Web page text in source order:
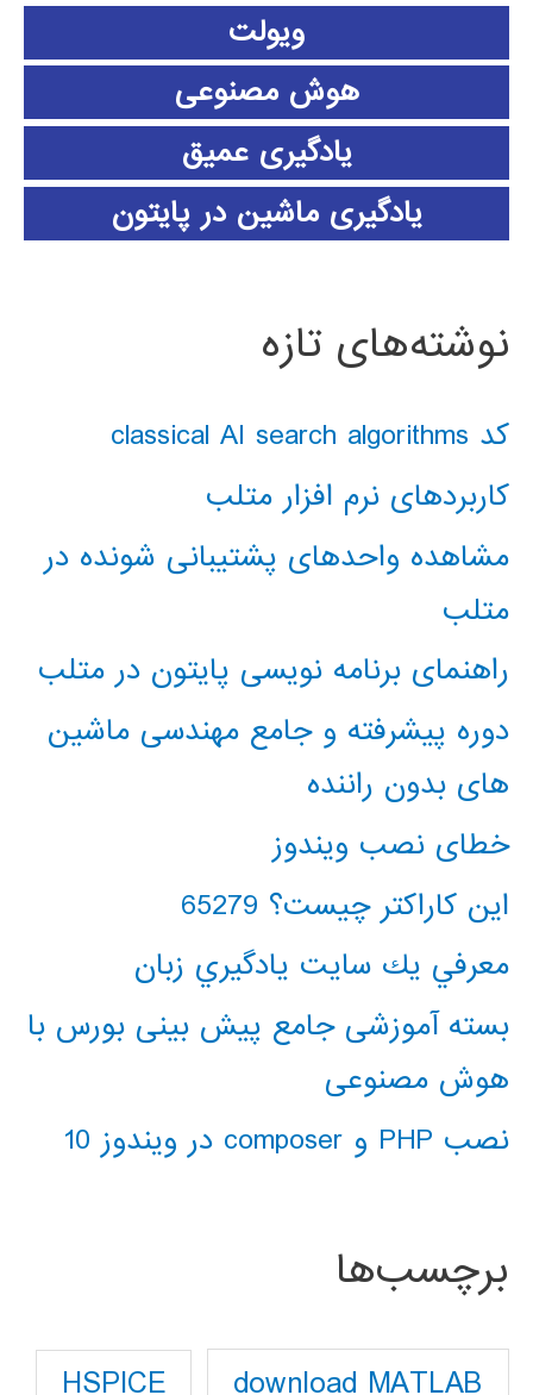
ویولت
هوش مصنوعی
یادگیری عمیق
یادگیری ماشین در پایتون
نوشته‌های تازه
کد classical AI search algorithms
کاربردهای نرم افزار متلب
مشاهده واحدهای پشتیبانی شونده در
متلب
راهنمای برنامه نویسی پایتون در متلب
دوره پیشرفته و جامع مهندسی ماشین
های بدون راننده
خطای نصب ویندوز
این کاراکتر چیست؟ 65279
معرفي يك سايت يادگيري زبان
بسته آموزشی جامع پیش بینی بورس با
هوش مصنوعی
نصب PHP و composer در ویندوز 10
برچسب‌ها
download MATLAB
HSPICE